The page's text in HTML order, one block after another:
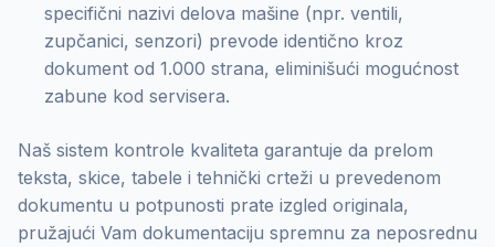
specifični nazivi delova mašine (npr. ventili,
zupčanici, senzori) prevode identično kroz
dokument od 1.000 strana, eliminišući mogućnost
zabune kod servisera.
Naš sistem kontrole kvaliteta garantuje da prelom
teksta, skice, tabele i tehnički crteži u prevedenom
dokumentu u potpunosti prate izgled originala,
pružajući Vam dokumentaciju spremnu za neposrednu